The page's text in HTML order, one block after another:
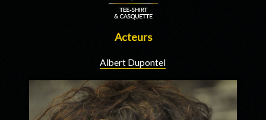
Acteurs
Albert Dupontel